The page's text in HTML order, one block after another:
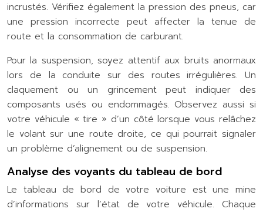
incrustés. Vérifiez également la pression des pneus, car
une pression incorrecte peut affecter la tenue de
route et la consommation de carburant.
Pour la suspension, soyez attentif aux bruits anormaux
lors de la conduite sur des routes irrégulières. Un
claquement ou un grincement peut indiquer des
composants usés ou endommagés. Observez aussi si
votre véhicule « tire » d’un côté lorsque vous relâchez
le volant sur une route droite, ce qui pourrait signaler
un problème d’alignement ou de suspension.
Analyse des voyants du tableau de bord
Le tableau de bord de votre voiture est une mine
d’informations sur l’état de votre véhicule. Chaque